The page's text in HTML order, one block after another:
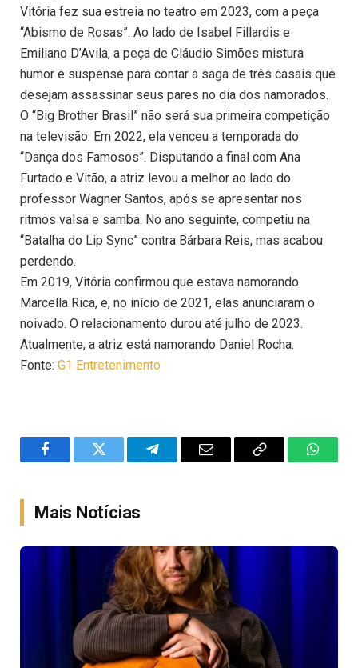
Vitória fez sua estreia no teatro em 2023, com a peça
“Abismo de Rosas”. Ao lado de Isabel Fillardis e
Emiliano D’Avila, a peça de Cláudio Simões mistura
humor e suspense para contar a saga de três casais que
desejam assassinar seus pares no dia dos namorados.
O “Big Brother Brasil” não será sua primeira competição
na televisão. Em 2022, ela venceu a temporada do
“Dança dos Famosos”. Disputando a final com Ana
Furtado e Vitão, a atriz levou a melhor ao lado do
professor Wagner Santos, após se apresentar nos
ritmos valsa e samba. No ano seguinte, competiu na
“Batalha do Lip Sync” contra Bárbara Reis, mas acabou
perdendo.
Em 2019, Vitória confirmou que estava namorando
Marcella Rica, e, no início de 2021, elas anunciaram o
noivado. O relacionamento durou até julho de 2023.
Atualmente, a atriz está namorando Daniel Rocha.
Fonte: G1 Entretenimento
FacebookTwitter TelegramEmail
Copy
Mais Notícias